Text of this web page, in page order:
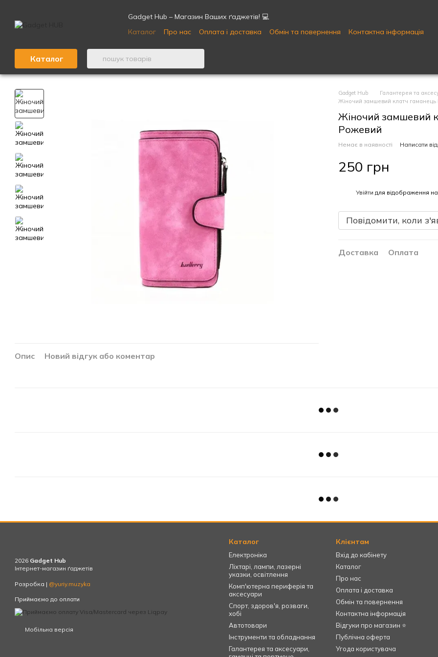
Gadget Hub – Магазин Ваших ґаджетів! 💻
Каталог
Про нас Оплата і доставка Обмін та повернення
Контактна інформація
Каталог
Опис Новий відгук або коментар
Gadget Hub
Галантерея та
Жіночий замшевий клатч гаманець
Жіночий замшевий
Рожевий
Немає в наявності Написати
250 грн
Увійти для відображення
Повідомити, коли
Доставка Оплата
2026 Gadget Hub
Інтернет-магазин ґаджетів
Розробка | @yuriy.muzyka
Приймаємо до оплати
Мобільна версія
Каталог
Електроніка
Ліхтарі, лампи, лазерні
указки, освітлення
Комп'ютерна периферія та
аксесуари
Спорт, здоров'я, розваги,
хобі
Автотовари
Інструменти та обладнання
Галантерея та аксесуари,
Клієнтам
Вхід до кабінету
Каталог
Про нас
Оплата і доставка
Обмін та повернення
Контактна інформація
Відгуки про магазин ⭐
Публічна оферта
Угода користувача